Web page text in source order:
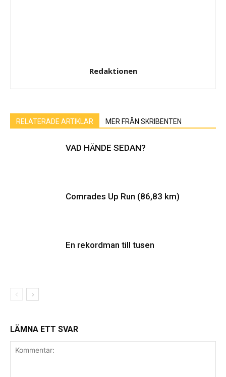
Redaktionen
RELATERADE ARTIKLAR MER FRÅN SKRIBENTEN
VAD HÄNDE SEDAN?
Comrades Up Run (86,83 km)
En rekordman till tusen
LÄMNA ETT SVAR